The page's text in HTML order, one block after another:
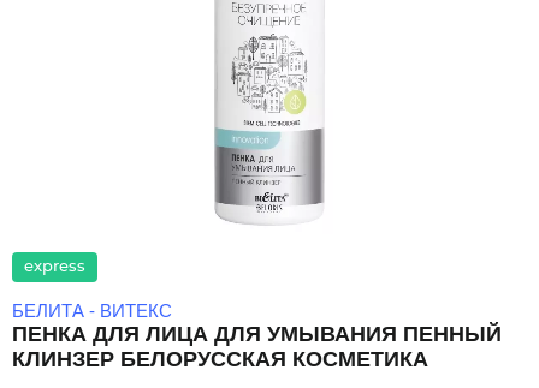
express
БЕЛИТА - ВИТЕКС
ПЕНКА ДЛЯ ЛИЦА ДЛЯ УМЫВАНИЯ ПЕННЫЙ
КЛИНЗЕР БЕЛОРУССКАЯ КОСМЕТИКА